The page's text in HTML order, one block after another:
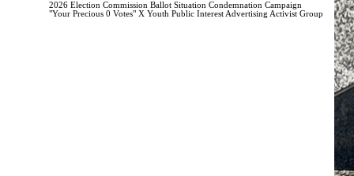
2026 Election Commission Ballot Situation Condemnation Campaign
"Your Precious 0 Votes" X Youth Public Interest Advertising Activist Group